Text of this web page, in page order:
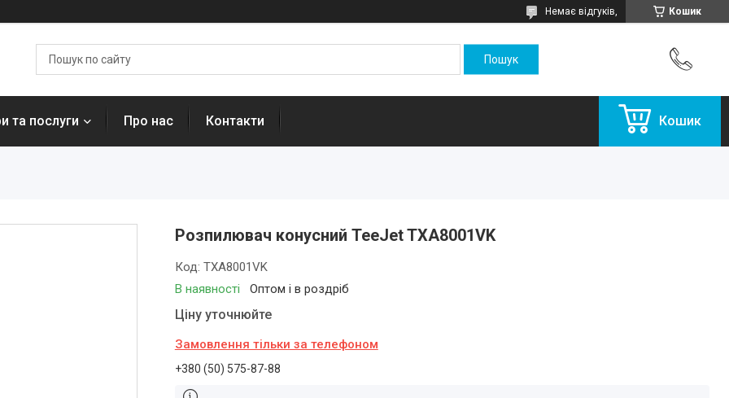
Кошик
Немає відгуків,
та послуги Про нас Контакти Кошик
Розпилювач конусний TeeJet TXA8001VK
В наявності Оптом і в роздріб
Код: TXA8001VK
Ціну уточнюйте
Замовлення тільки за телефоном
+380 (50) 575-87-88